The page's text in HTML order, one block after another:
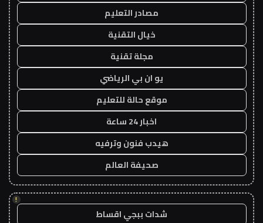
مصادر التعليم
خيال التقنية
مجلة تقنية
يو ان بي الرياضي
موقع حالة للتعليم
اخبار 24 ساعة
هيدب فنون وترفيه
صحيفة العالم
!
شدات ببجي اقساط